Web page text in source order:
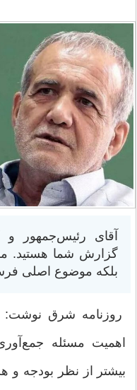
آقای رئیس‌جمهور و
گزارش شما هستید.
بلکه موضوع اصلی
روزنامه شرق
بیشتر از نظر بودجه و